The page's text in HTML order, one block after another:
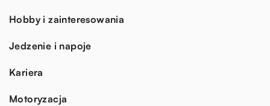
Hobby i zainteresowania
Jedzenie i napoje
Kariera
Motoryzacja